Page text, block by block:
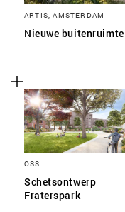
ARTIS, AMSTERDAM
Nieuwe
OSS
Schetsontwerp
Fraterspark